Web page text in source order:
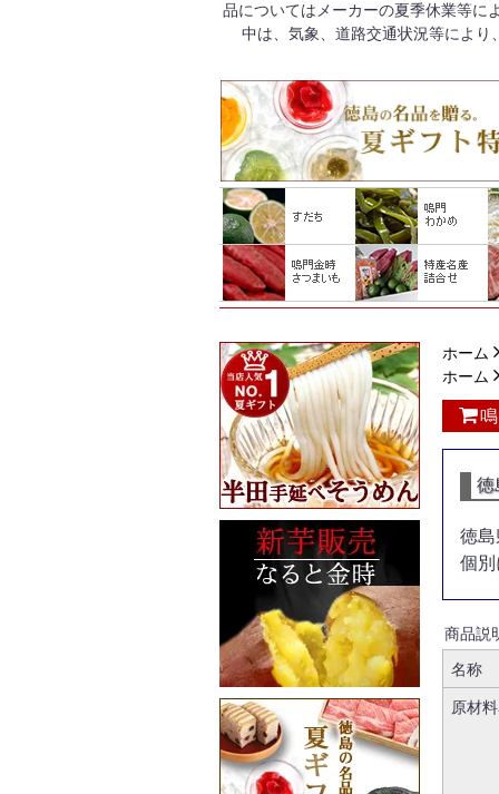
品についてはメーカーの夏季休業等に
中は、気象、道路交通状況等によ
ホーム
ホーム
徳
徳
個
商品説
名称
原材